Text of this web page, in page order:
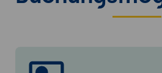
Sicherheit und
modernen